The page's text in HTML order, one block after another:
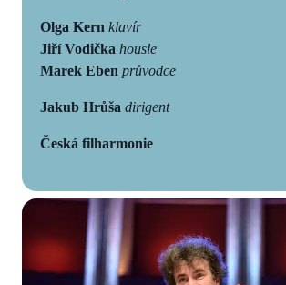
Olga Kern klavír
Jiří Vodička housle
Marek Eben průvodce
Jakub Hrůša dirigent
Česká filharmonie